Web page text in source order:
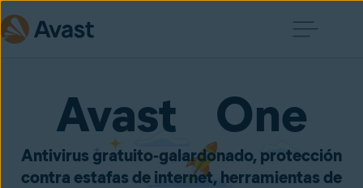
Avast One
Antivirus gratuito‑galardonado, protección
contra estafas de internet, herramientas de